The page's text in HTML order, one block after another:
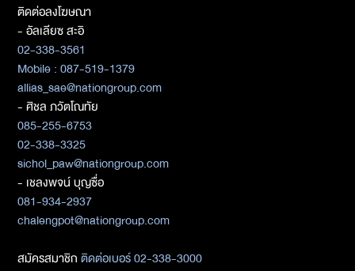
ติดต่อลงโฆษณา
- อัลเลียซ สะอิ
02-338-3561
Mobile : 087-519-1379
allias_sae@nationgroup.com
- ศิชล ภวัตโณทัย
085-255-6753
02-338-3325
sichol_paw@nationgroup.com
- เชลงพจน์ บุญซื่อ
081-934-2937
chalengpot@nationgroup.com
สมัครสมาชิกติดต่อเบอร์ 02-338-3000